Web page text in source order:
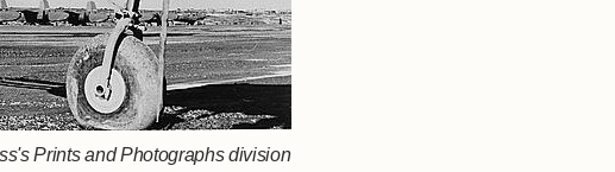
Prints and Photographs division